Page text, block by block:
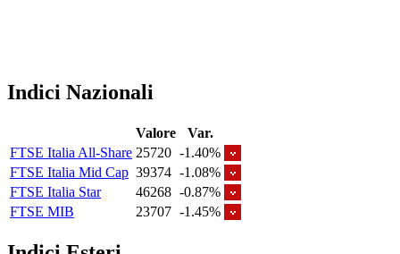
Indici Nazionali
Valore
Var.
FTSE Italia All-Share 25720 -1.40%
FTSE Italia Mid Cap 39374 -1.08%
FTSE Italia Star
46268 -0.87%
FTSE MIB
23707 -1.45%